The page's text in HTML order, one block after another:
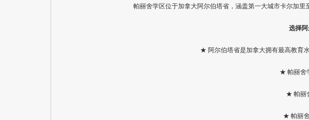
帕丽舍学区位于加拿大阿尔伯塔省，涵盖第一大城市卡尔加里
选择
★ 阿尔伯塔省是加拿大拥有最高教育
★ 帕丽舍
★ 帕丽
★ 帕丽